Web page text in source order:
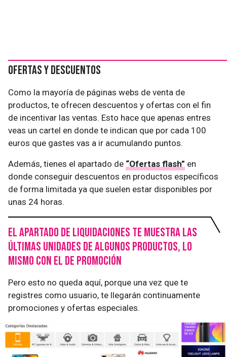
Ofertas y descuentos
Como la mayoría de páginas webs de venta de
productos, te ofrecen descuentos y ofertas con el fin
de incentivar las ventas. Esto hace que apenas entres
veas un cartel en donde te indican que por cada 100
euros que gastes vas a ir acumulando puntos.
Además, tienes el apartado de “Ofertas flash” en
donde conseguir descuentos en productos específicos
de forma limitada ya que suelen estar disponibles por
unas 24 horas.
El apartado de liquidaciones te muestra las
últimas unidades de algunos productos, lo
mismo con el de promoción
Pero esto no queda aquí, porque una vez que te
registres como usuario, te llegarán continuamente
promociones y ofertas especiales.